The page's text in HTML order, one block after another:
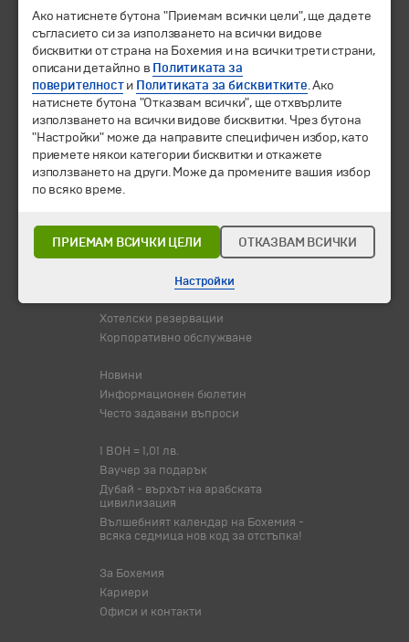
© 1994-2026 Бохемия ООД. Всички права запазени.
Екскурзии и почивки
Направления
Календар
Всички програми от А до Я
Промоции
Горещи оферти
Потвърдени дати
Празници
Оферта на деня
Туристически обекти
Хотелски резервации
Корпоративно обслужване
Новини
Информационен бюлетин
Често задавани въпроси
1 BOH = 1,01 лв.
Ваучер за подарък
Дубай - върхът на арабската
цивилизация
Вълшебният календар на Бохемия -
всяка седмица нов код за отстъпка!
За Бохемия
Кариери
Офиси и контакти
Ако натиснете бутона "Приемам всички цели", ще дадете
съгласието си за използването на всички видове
бисквитки от страна на Бохемия и на всички трети страни,
описани детайлно в Политиката за
поверителности Политиката за бисквитките. Ако
натиснете бутона "Отказвам всички", ще отхвърлите
използването на всички видове бисквитки. Чрез бутона
"Настройки" може да направите специфичен избор, като
приемете някои категории бисквитки и откажете
използването на други. Може да промените вашия избор
по всяко време.
ПРИЕМАМ ВСИЧКИ ЦЕЛИ ОТКАЗВАМ ВСИЧКИ
Настройки